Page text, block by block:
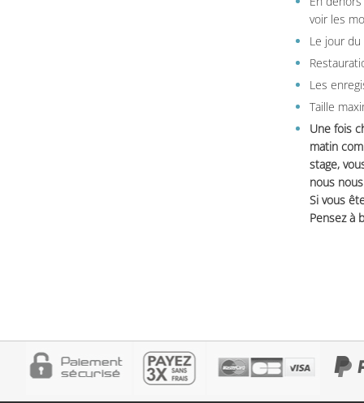
voir les
Le jour
Les
Taille
Une fois
matin
stage,
nous
Si vous
Pensez à